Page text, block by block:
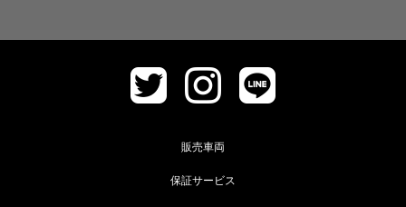
販売車両
保証サービス